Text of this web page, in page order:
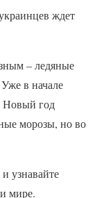
ждет
– ледяные
в начале
Новый год
морозы, но во
узнавайте
мире.